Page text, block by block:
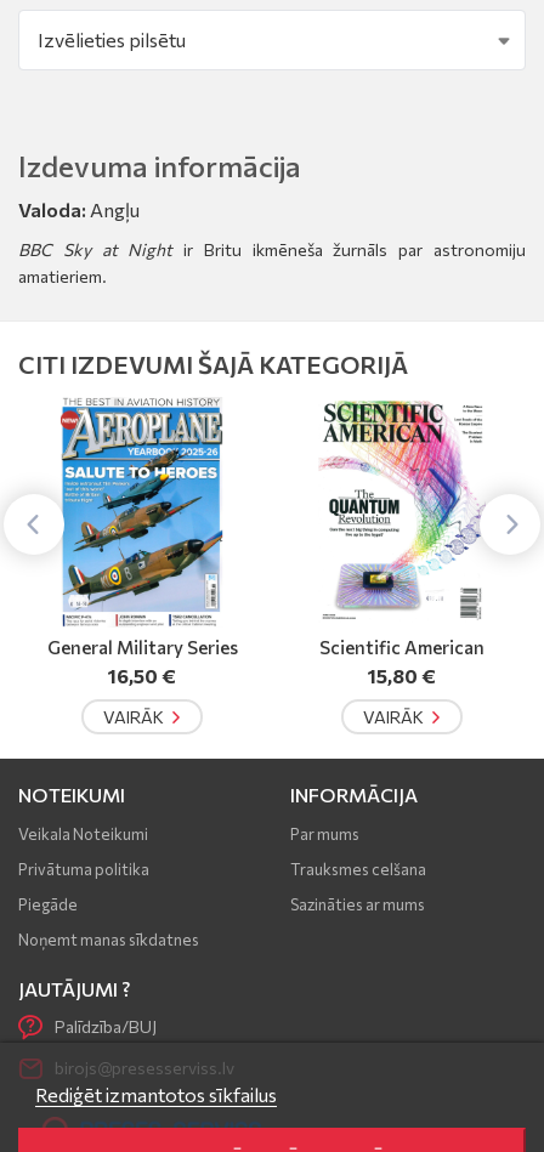
Izdevuma informācija
Valoda: Angļu
BBC Sky at Nightir Britu ikmēneša žurnāls par astronomiju
amatieriem.
CITI IZDEVUMI ŠAJĀ KATEGORIJĀ
Scientific American
15,80 €
VAIRĀK
Food and Travel
no10,80 €
VAIRĀK
NOTEIKUMI
Veikala Noteikumi
Privātuma politika
Piegāde
Noņemt manas sīkdatnes
INFORMĀCIJA
Par mums
Trauksmes celšana
Sazināties ar mums
Rediģēt izmantotos sīkfailus
JAUTĀJUMI ?
Palīdzība/BUJ
birojs@presesserviss.lv